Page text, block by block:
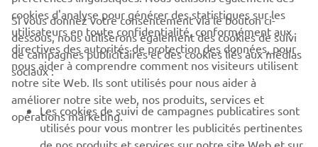
CORPORATE
PROS & B2B
PLUS YAMAHA
cookies d'analyse pour générer des statistiques sur les
utilisateurs en toute confidentialité, conformément aux
directives des autorités de protection des données, pour
nous aider à comprendre comment nos visiteurs utilisent
notre site Web. Ils sont utilisés pour nous aider à
améliorer notre site web, nos produits, services et
opérations marketing.
Si vous donnez votre consentement via le bouton ci-
dessous, nous utiliserons également des cookies de suivi
de campagnes publicitaires et des cookies liés aux médias
sociaux :
Les cookies de suivi de campagnes publicatires sont
utilisés pour vous montrer les publicités pertinentes
de nos produits et services sur notre site Web et sur